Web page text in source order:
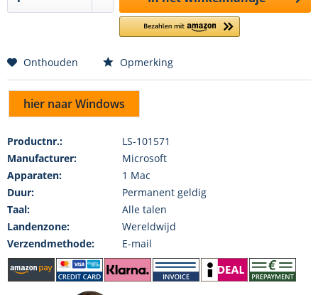
Onthouden Opmerking
hier naar Windows
Productnr.:
LS-101571
Manufacturer:
Microsoft
Apparaten:
1 Mac
Duur:
Permanent geldig
Taal:
Alle talen
Landenzone:
Wereldwijd
Verzendmethode:
E-mail